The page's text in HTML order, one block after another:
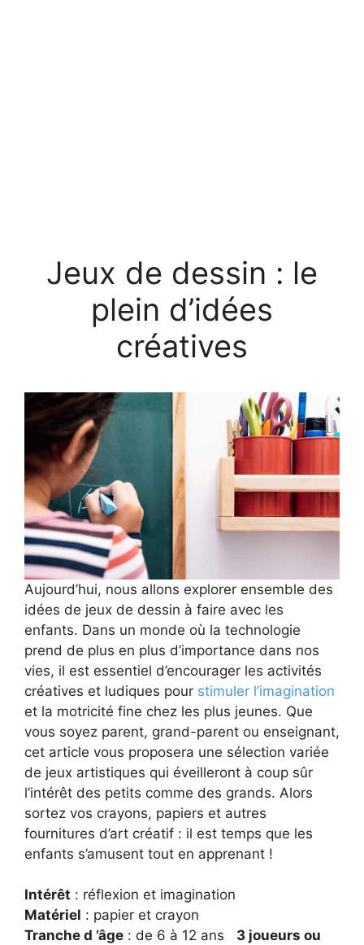
Jeux de dessin : le
plein d’idées
créatives
Aujourd’hui, nous allons explorer ensemble des
idées de jeux de dessin à faire avec les
enfants. Dans un monde où la technologie
prend de plus en plus d’importance dans nos
vies, il est essentiel d’encourager les activités
créatives et ludiques pour stimuler l’imagination
et la motricité fine chez les plus jeunes. Que
vous soyez parent, grand-parent ou enseignant,
cet article vous proposera une sélection variée
de jeux artistiques qui éveilleront à coup sûr
l’intérêt des petits comme des grands. Alors
sortez vos crayons, papiers et autres
fournitures d’art créatif : il est temps que les
enfants s’amusent tout en apprenant !
Intérêt : réflexion et imagination
Matériel : papier et crayon
Tranche d ’âge : de 6 à 12 ans 3 joueurs ou